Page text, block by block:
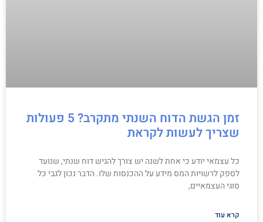
זמן הגשת הדוח השנתי מתקרב? 5 פעולות
שצריך לעשות לקראת
כל עצמאי יודע כי אחת לשנה יש צורך להגיש דוח שנתי, שנועד
לספק לרשויות המס מידע על ההכנסות שלו. הדבר נכון לגבי כל
סוגי העצמאיים,
קרא עוד